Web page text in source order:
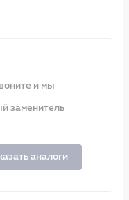
и мы
заменитель
аналоги